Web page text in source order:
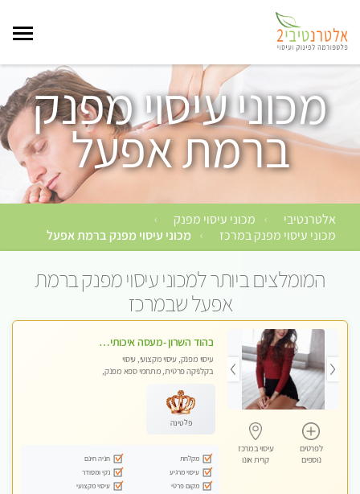
מכוני עיסוי מפנק
ברמת אפעל
אלטרנטיבי › מכוני עיסוי מפנק ›
מכוני עיסוי מפנק במרכז › מכוני עיסוי מפנק ברמת אפעל
המומלצים ביותר למכוני עיסוי מפנק ברמת
אפעל שבמרכז
לפרטים
נוספים
עיסוי במרכז
קרית אונו
בהוד השרון -מעסה איכותית למאסז מקצועי ומפנק לכל שרירי הגוף
עיסוי מפנק, עיסוי מקצועי, עיסוי
בקלניקה פרטית, מתחמי ספא מפנק,
פלטינה
מקלחת
חניה חינם
עיסוי מרגיע
נקי ומסודר
מקום פרטי
עיסוי מקצועי